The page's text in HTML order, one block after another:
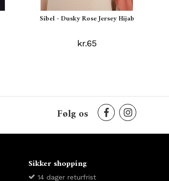
Sibel - Dusky Rose Jersey Hijab
kr.65
Følg os
Sikker shopping
14 dager returfrist